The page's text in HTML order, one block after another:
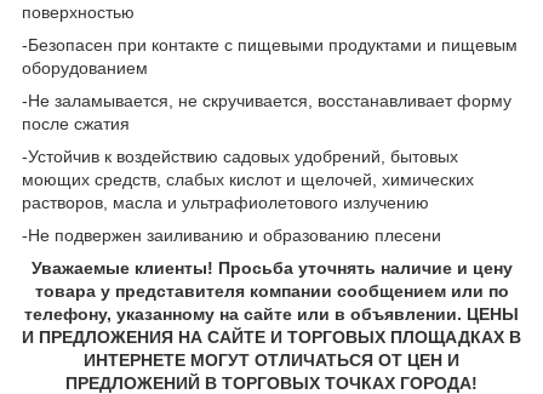
поверхностью
-Безопасен при контакте с пищевыми продуктами и пищевым
оборудованием
-Не заламывается, не скручивается, восстанавливает форму
после сжатия
-Устойчив к воздействию садовых удобрений, бытовых
моющих средств, слабых кислот и щелочей, химических
растворов, масла и ультрафиолетового излучению
-Не подвержен заиливанию и образованию плесени
Уважаемые клиенты! Просьба уточнять наличие и цену
товара у представителя компании сообщением или по
телефону, указанному на сайте или в объявлении. ЦЕНЫ
И ПРЕДЛОЖЕНИЯ НА САЙТЕ И ТОРГОВЫХ ПЛОЩАДКАХ В
ИНТЕРНЕТЕ МОГУТ ОТЛИЧАТЬСЯ ОТ ЦЕН И
ПРЕДЛОЖЕНИЙ В ТОРГОВЫХ ТОЧКАХ ГОРОДА!